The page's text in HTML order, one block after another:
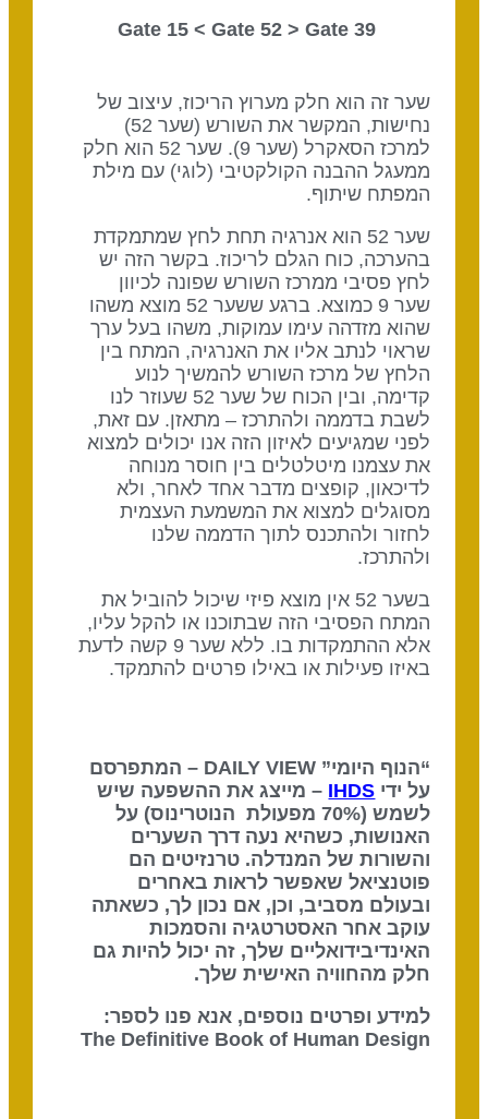
39 Gate 15 <
Gate 52 > Gate
שער זה הוא חלק מערוץ הריכוז, עיצוב של
נחישות, המקשר את השורש (שער 52)
למרכז הסאקרל (שער 9). שער 52 הוא חלק
ממעגל ההבנה הקולקטיבי (לוגי) עם מילת
המפתח שיתוף.
שער 52 הוא אנרגיה תחת לחץ שמתמקדת
בהערכה, כוח הגלם לריכוז. בקשר הזה יש
לחץ פסיבי ממרכז השורש שפונה לכיוון
שער 9 כמוצא. ברגע ששער 52 מוצא משהו
שהוא מזדהה עימו עמוקות, משהו בעל ערך
שראוי לנתב אליו את האנרגיה, המתח בין
הלחץ של מרכז השורש להמשיך לנוע
קדימה, ובין הכוח של שער 52 שעוזר לנו
לשבת בדממה ולהתרכז – מתאזן. עם זאת,
לפני שמגיעים לאיזון הזה אנו יכולים למצוא
את עצמנו מיטלטלים בין חוסר מנוחה
לדיכאון, קופצים מדבר אחד לאחר, ולא
מסוגלים למצוא את המשמעת העצמית
לחזור ולהתכנס לתוך הדממה שלנו
ולהתרכז.
בשער 52 אין מוצא פיזי שיכול להוביל את
המתח הפסיבי הזה שבתוכנו או להקל עליו,
אלא ההתמקדות בו. ללא שער 9 קשה לדעת
באיזו פעילות או באילו פרטים להתמקד.
“הנוף היומי” DAILY VIEW – המתפרסם
על ידיIHDS – מייצג את ההשפעה שיש
לשמש (70% מפעולת הנוטרינוס) על
האנושות, כשהיא נעה דרך השערים
והשורות של המנדלה. טרנזיטים הם
פוטנציאל שאפשר לראות באחרים
ובעולם מסביב, וכן, אם נכון לך, כשאתה
עוקב אחר האסטרטגיה והסמכות
האינדיבידואליים שלך, זה יכול להיות גם
חלק מהחוויה האישית שלך.
למידע ופרטים נוספים, אנא פנו לספר:
The Definitive Book of Human Design